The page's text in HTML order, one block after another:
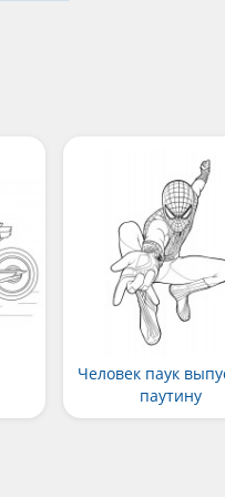
Человек паук
паутину